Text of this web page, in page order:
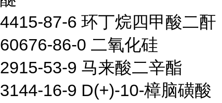
4415-87-6 环丁烷四甲酸二酐
60676-86-0 二氧化硅
2915-53-9 马来酸二辛酯
3144-16-9 D(+)-10-樟脑磺酸